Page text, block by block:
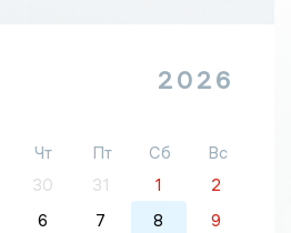
2026
Чт Пт Сб
Вс
30 31 1
2
6 7 8
9